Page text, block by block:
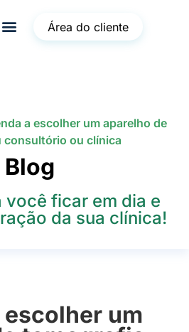
Área do cliente
a escolher um aparelho de
consultório ou clínica
Blog
você ficar em dia e
da sua clínica!
um